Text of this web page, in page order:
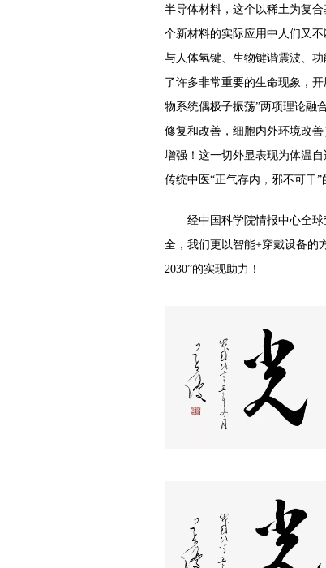
半导体材料，这个以稀土为复
个新材料的实际应用中人们又
与人体氢键、生物键谐震波、
了许多非常重要的生命现象，
物系统偶极子振荡”两项理论融
修复和改善，细胞内外环境改
增强！这一切外显表现为体温
传统中医“正气存内，邪不可干
经中国科学院情报中心全
全，我们更以智能+穿戴设备的
2030”的实现助力！